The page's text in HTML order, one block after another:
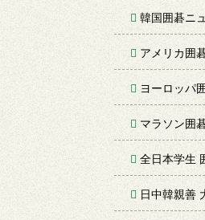
韓国囲碁ニ
アメリカ囲
ヨーロッパ
マラソン囲
全日本学生
日中韓親善